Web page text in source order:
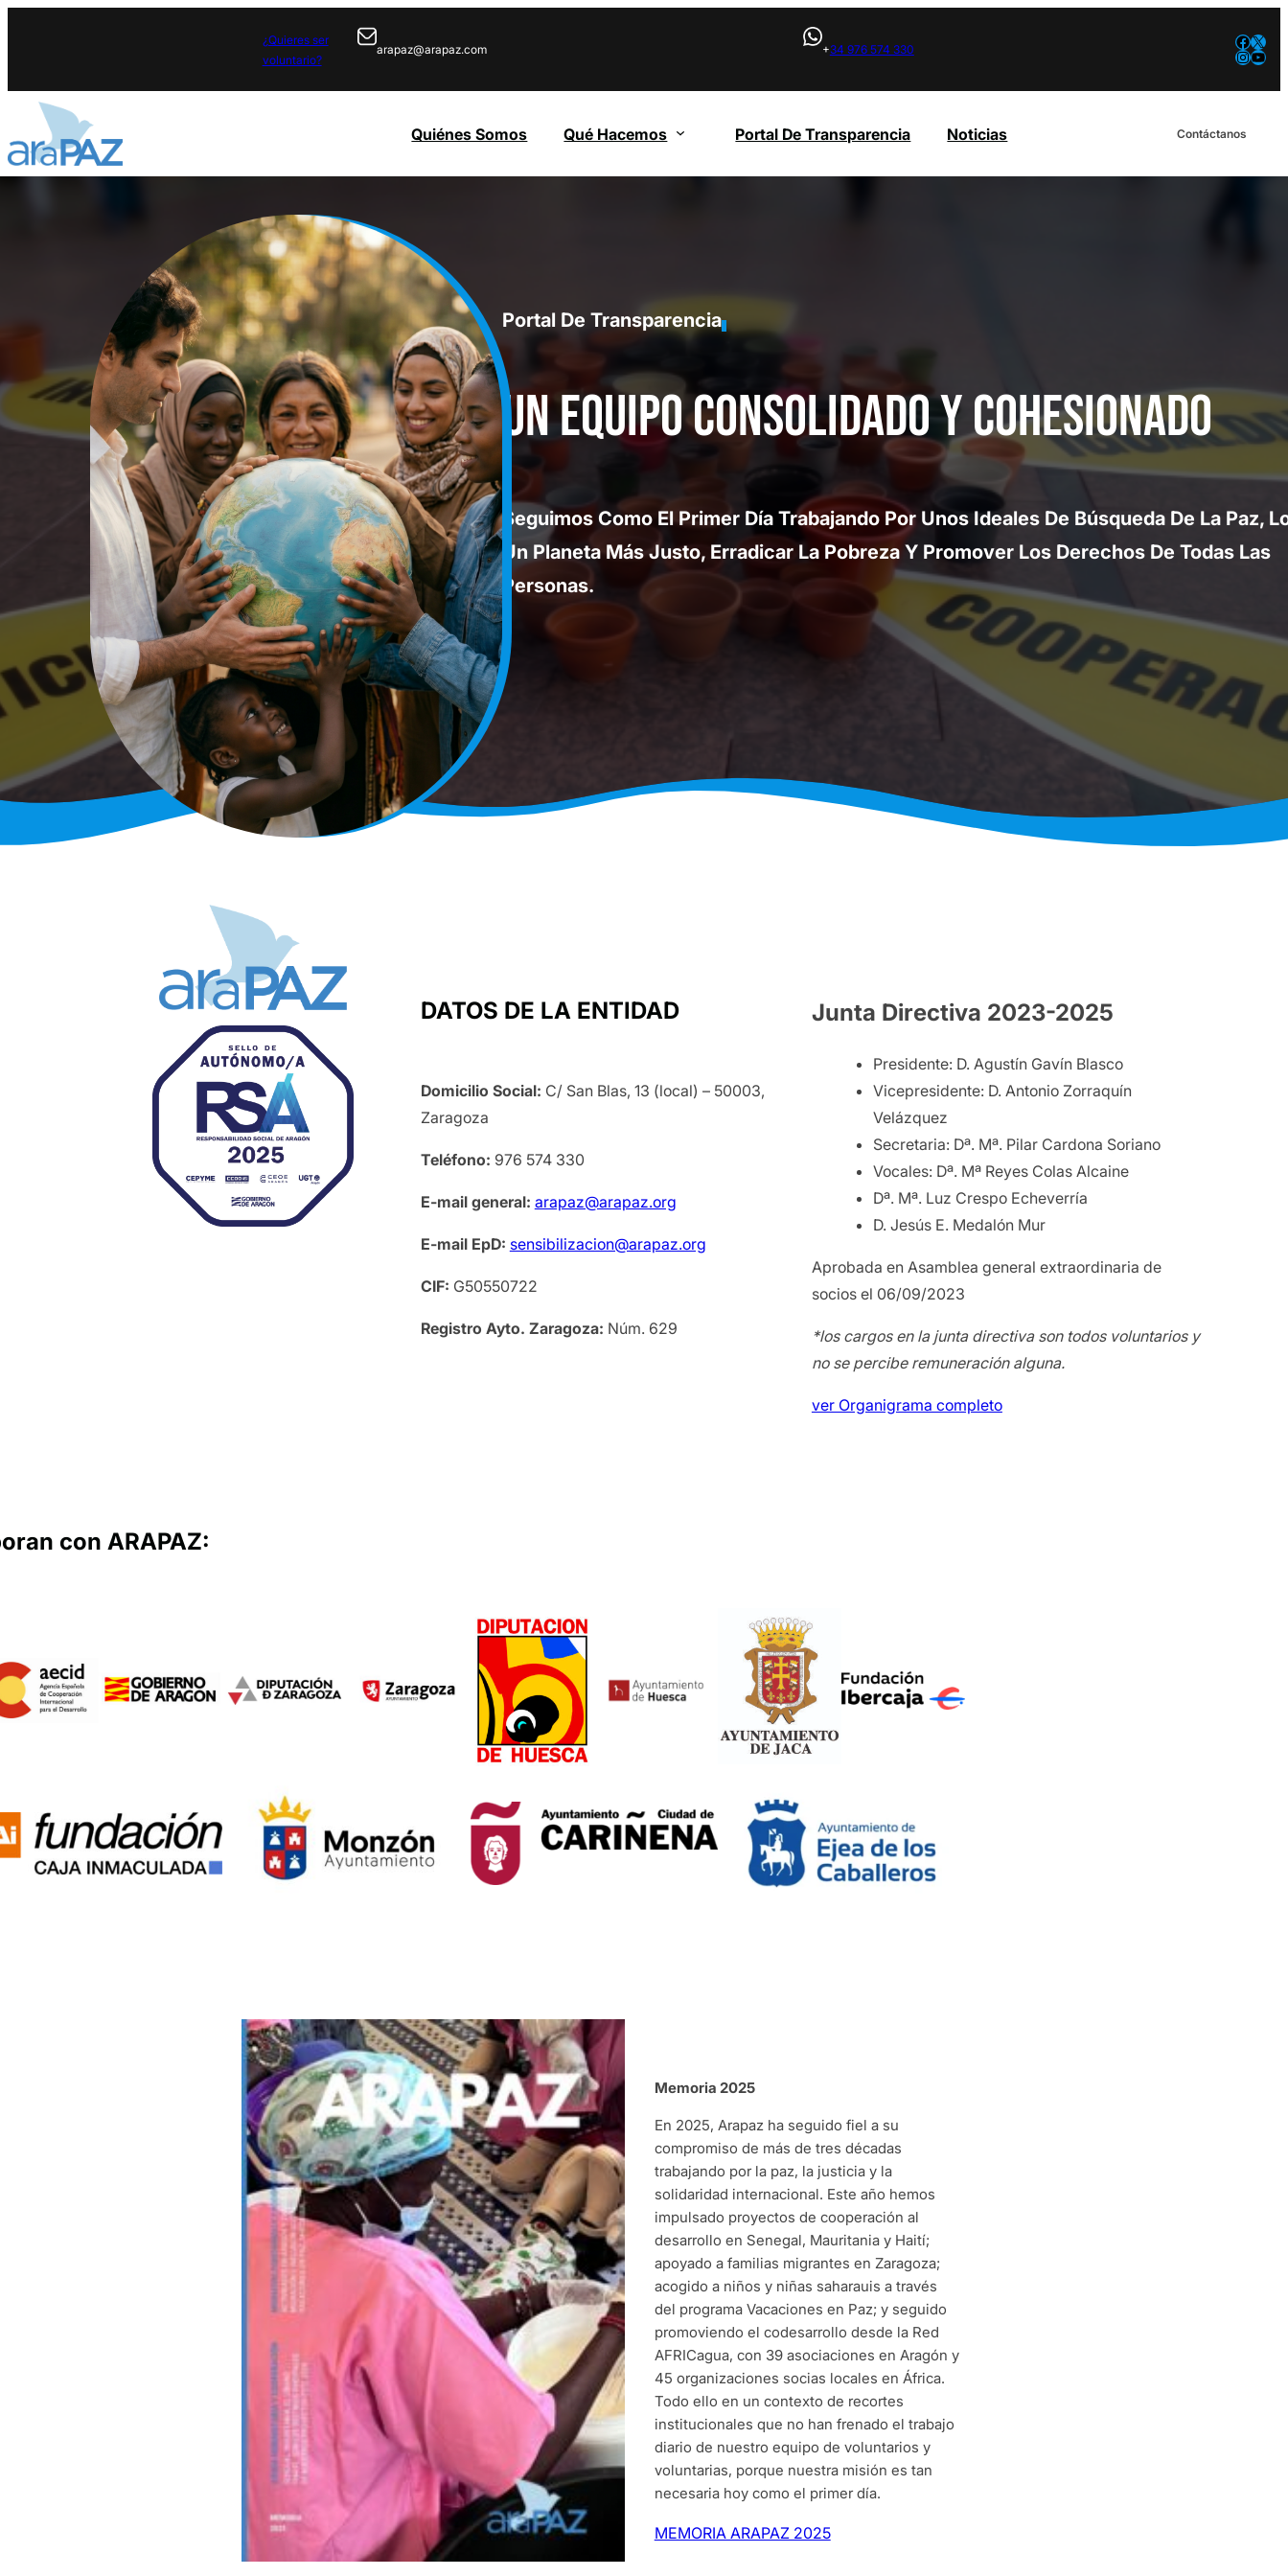
¿Quieres ser
voluntario?
arapaz@arapaz.com +34 976 574 330 Facebook X
InstagramYouTube
Quiénes Somos Qué Hacemos Portal De Transparencia Noticias Contáctanos
Portal De Transparencia
Un equipo consolidado y cohesionado
Seguimos Como El Primer Día Trabajando Por Unos Ideales De Búsqueda De La Paz,
Un Planeta Más Justo, Erradicar La Pobreza Y Promover Los Derechos De Todas Las
Personas.
DATOS DE LA ENTIDAD
Domicilio Social: C/ San Blas, 13 (local) – 50003,
Zaragoza
Teléfono: 976 574 330
E-mail general: arapaz@arapaz.org
E-mail EpD: sensibilizacion@arapaz.org
CIF: G50550722
Registro Ayto. Zaragoza: Núm. 629
Junta Directiva 2023-2025
Presidente: D. Agustín Gavín Blasco
Vicepresidente: D. Antonio Zorraquín
Velázquez
Secretaria: Dª. Mª. Pilar Cardona Soriano
Vocales: Dª. Mª Reyes Colas Alcaine
Dª. Mª. Luz Crespo Echeverría
D. Jesús E. Medalón Mur
Aprobada en Asamblea general extraordinaria de
socios el 06/09/2023
*los cargos en la junta directiva son todos voluntarios y
no se percibe remuneración alguna.
ver Organigrama completo
con ARAPAZ:
Memoria 2025
En 2025, Arapaz ha seguido fiel a su
compromiso de más de tres décadas
trabajando por la paz, la justicia y la
solidaridad internacional. Este año hemos
impulsado proyectos de cooperación al
desarrollo en Senegal, Mauritania y Haití;
apoyado a familias migrantes en Zaragoza;
acogido a niños y niñas saharauis a través
del programa Vacaciones en Paz; y seguido
promoviendo el codesarrollo desde la Red
AFRICagua, con 39 asociaciones en Aragón y
45 organizaciones socias locales en África.
Todo ello en un contexto de recortes
institucionales que no han frenado el trabajo
diario de nuestro equipo de voluntarios y
voluntarias, porque nuestra misión es tan
necesaria hoy como el primer día.
MEMORIA ARAPAZ 2025